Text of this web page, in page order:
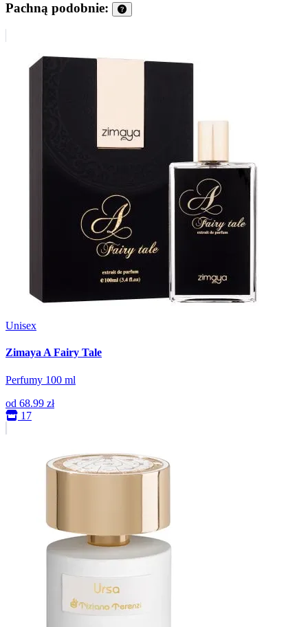
Pachną podobnie:
Unisex
Zimaya A Fairy Tale
Perfumy 100 ml
od 68.99 zł
17